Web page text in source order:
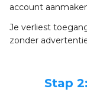
account
Je verliest
zonder
Stap